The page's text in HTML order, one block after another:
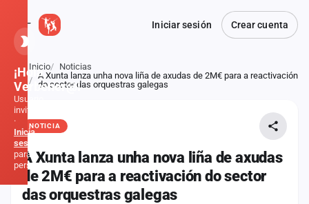
Iniciar sesión Crear cuenta
Atrás
Inicio
Noticias
A Xunta lanza unha nova liña de axudas de 2M€ para a reactivación
do sector das orquestras galegas
NOTICIA
A Xunta lanza unha nova liña de axudas
de 2M€ para a reactivación do sector
das orquestras galegas
¡Hola,
Verbener@!
Usuario
invitado
·
Inicia
sesión
para
personalizar